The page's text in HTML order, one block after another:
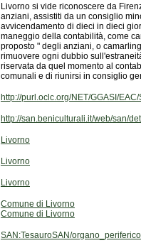
comunali e di riunirsi in consiglio
http://purl.oclc.org/NET/GGASI/
http://san.beniculturali.it/web/san/
Livorno
Livorno
Livorno
Comune di Livorno
Comune di Livorno
SAN:TesauroSAN/